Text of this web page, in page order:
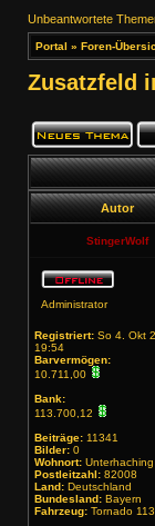
Unbeantwortete
Portal » Foren-
Zusatzfeld
Autor
StingerWolf
Administrator
Registriert: So 4. Okt
19:54
Barvermögen:
10.711,00
Bank:
113.700,12
Beiträge: 11341
Bilder: 0
Wohnort: Unterhaching
Postleitzahl: 82008
Land: Deutschland
Bundesland: Bayern
Fahrzeug: Tornado